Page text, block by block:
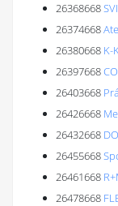
26368668
26374668
26380668 K-
26397668
26403668
26426668
26432668
26455668
26461668
26478668